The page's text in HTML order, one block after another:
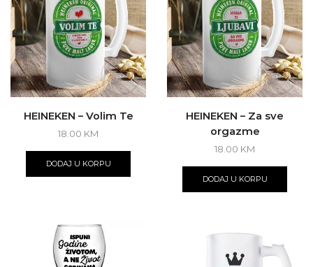
HEINEKEN – Volim Te
18.00 KM
DODAJ U KORPU
HEINEKEN – Za sve
orgazme
18.00 KM
DODAJ U KORPU